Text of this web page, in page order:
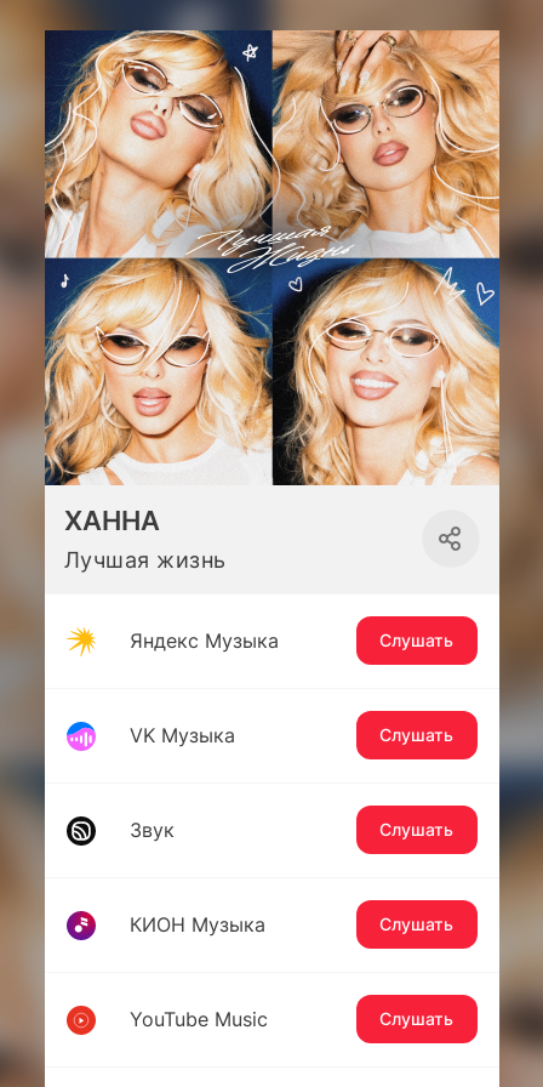
ХАННА
Лучшая жизнь
Яндекс Музыка Слушать
VK Музыка Слушать
Звук Слушать
КИОН Музыка Слушать
YouTube Music Слушать